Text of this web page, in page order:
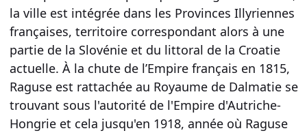
la ville est intégrée dans les Provinces Illyriennes
françaises, territoire correspondant alors à une
partie de la Slovénie et du littoral de la Croatie
actuelle. À la chute de l’Empire français en 1815,
Raguse est rattachée au Royaume de Dalmatie se
trouvant sous l'autorité de l'Empire d'Autriche-
Hongrie et cela jusqu'en 1918, année où Raguse